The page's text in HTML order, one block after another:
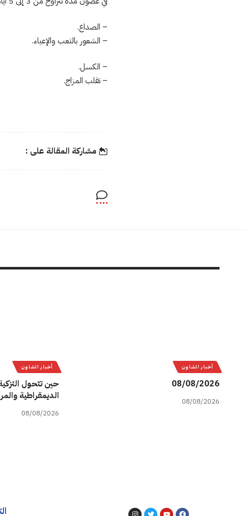
– الصداع.
– الشعور بالتعب والإعياء.
– الكسل.
– تقلب المزاج.
مشاركة المقالة على :
أخبار الشاون
08/08/2026
08/08/2026
أخبار الشاون
حين تتحول
الديمقراطية
08/08/2026